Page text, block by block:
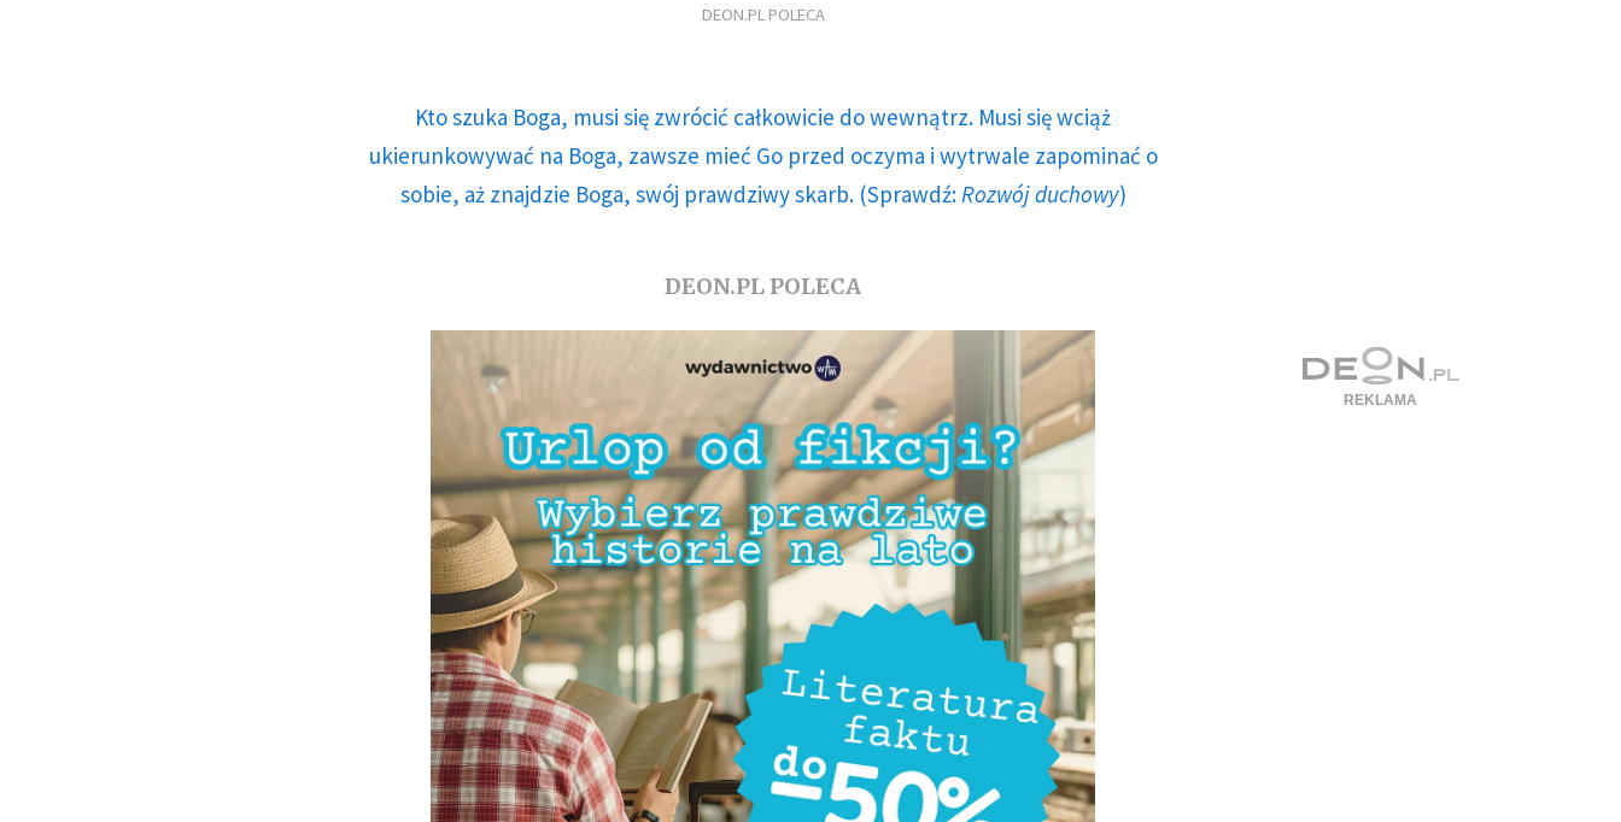
DEON.PL POLECA
Kto szuka Boga, musi się zwrócić całkowicie do wewnątrz. Musi się wciąż
ukierunkowywać na Boga, zawsze mieć Go przed oczyma i wytrwale zapominać o
sobie, aż znajdzie Boga, swój prawdziwy skarb. (Sprawdź:Rozwój duchowy)
DEON.PL POLECA